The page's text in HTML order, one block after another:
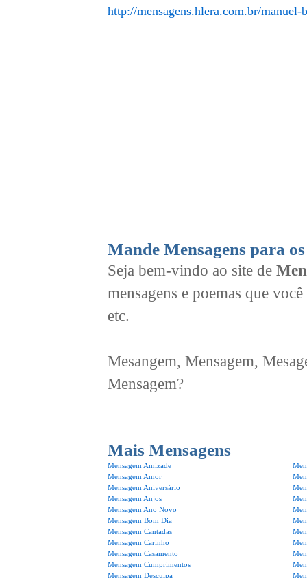
http://mensagens.hlera.com.br/
Mande Mensagens para
Seja bem-vindo ao site de
mensagens e poemas que
etc.
Mesangem, Mensagem,
Mensagem?
Mais Mensagens
Mensagem Amizade
Mensagem Amor
Mensagem Aniversário
Mensagem Anjos
Mensagem Ano Novo
Mensagem Bom Dia
Mensagem Cantadas
Mensagem Carinho
Mensagem Casamento
Mensagem Cumprimentos
Mensagem Desculpa